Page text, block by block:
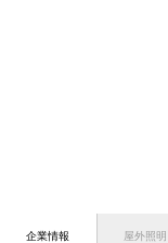
企業情報 屋外照明